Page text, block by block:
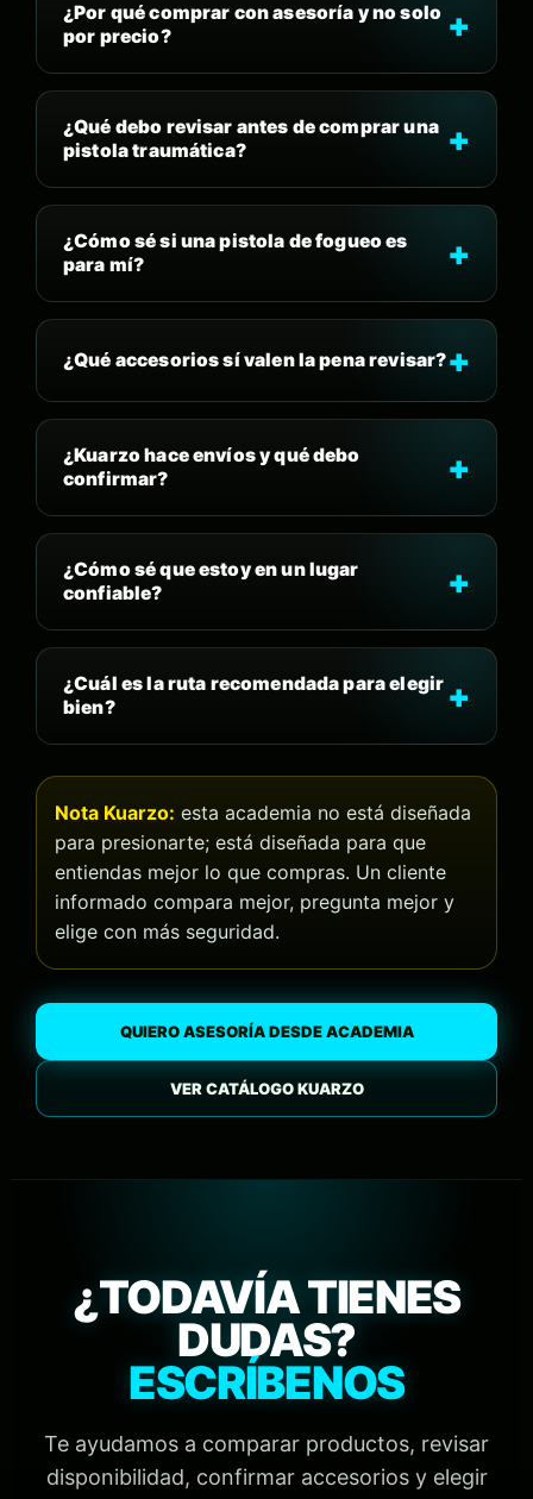
¿Por qué comprar con asesoría y no solo
por precio?
¿Qué debo revisar antes de comprar una
pistola traumática?
¿Cómo sé si una pistola de fogueo es
para mí?
¿Qué accesorios sí valen la pena revisar?
¿Kuarzo hace envíos y qué debo
confirmar?
¿Cómo sé que estoy en un lugar
confiable?
¿Cuál es la ruta recomendada para elegir
bien?
Nota Kuarzo: esta academia no está diseñada
para presionarte; está diseñada para que
entiendas mejor lo que compras. Un cliente
informado compara mejor, pregunta mejor y
elige con más seguridad.
QUIERO ASESORÍA DESDE ACADEMIA
VER CATÁLOGO KUARZO
¿TODAVÍA TIENES
DUDAS?
ESCRÍBENOS
Te ayudamos a comparar productos, revisar
disponibilidad, confirmar accesorios y elegir